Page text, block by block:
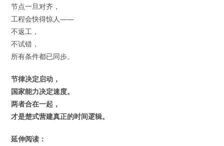
节点一旦对齐，
工程会快得惊人——
不返工，
不试错，
所有条件都已同步。
节律决定启动，
国家能力决定速度。
两者合在一起，
才是楚式营建真正的时间逻辑。
延伸阅读：